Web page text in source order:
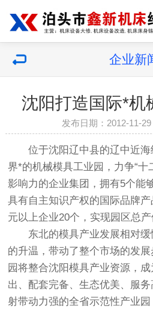
企业新
沈阳打造国际*机
发布日期：2012-11-
位于沈阳辽中县的辽中近海
界*的机械模具工业园，力争“十
影响力的企业集团，拥有5个能
具有自主知识产权的国际品牌
元以上企业20个，实现园区总产
东北的模具产业发展相对缓
的升温，带动了整个市场的发
园将整合沈阳模具产业资源，
出、配套完备、生态优美、服
射带动力强的全省示范性产业